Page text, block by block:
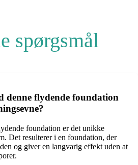
spørgsmål
denne flydende foundation
foundation er det unikke
Det resulterer i en foundation, der
og giver en langvarig effekt uden at